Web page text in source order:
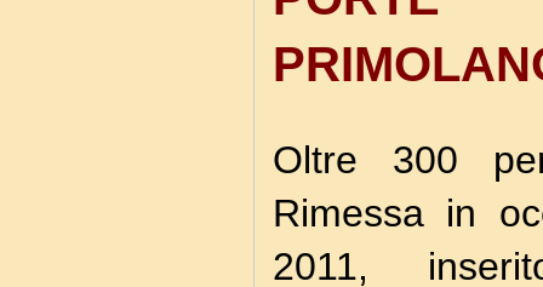
Oltre 300
Rimessa in
2011,